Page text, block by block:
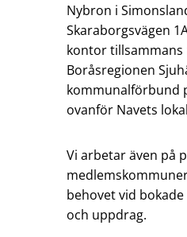
Nybron i
Skaraborgsvägen
kontor tillsammans
Boråsregionen
kommunalförbund
ovanför Navets
Vi arbetar även på
behovet vid
och uppdrag.